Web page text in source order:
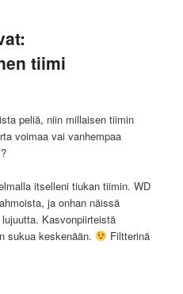
tiimi
peliä, niin millaisen tiimin
voimaa vai vanhempaa
itselleni tiukan tiimin. WD
ja onhan näissä
Kasvonpiirteistä
sukua keskenään.
Filtterinä